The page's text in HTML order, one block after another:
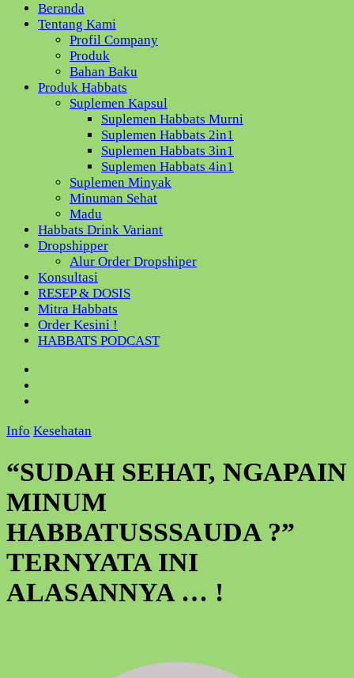
Beranda
Tentang Kami
Profil Company
Produk
Bahan Baku
Produk Habbats
Suplemen Kapsul
Suplemen Habbats Murni
Suplemen Habbats 2in1
Suplemen Habbats 3in1
Suplemen Habbats 4in1
Suplemen Minyak
Minuman Sehat
Madu
Habbats Drink Variant
Dropshipper
Alur Order Dropshiper
Konsultasi
RESEP & DOSIS
Mitra Habbats
Order Kesini !
HABBATS PODCAST
Info Kesehatan
“SUDAH SEHAT, NGAPAIN
MINUM
HABBATUSSSAUDA ?”
TERNYATA INI
ALASANNYA … !